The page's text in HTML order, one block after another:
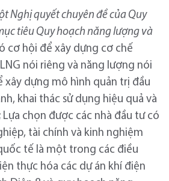
Nghị quyết chuyên đề của Quy
tiêu Quy hoạch năng lượng và
cơ hội để xây dựng cơ chế
nói riêng và năng lượng nói
xây dựng mô hình quản trị đầu
khai thác sử dụng hiệu quả và
Lựa chọn được các nhà đầu tư có
tài chính và kinh nghiệm
tế là một trong các điều
thực hóa các dự án khí điện